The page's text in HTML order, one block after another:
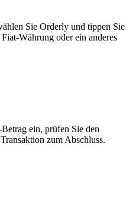
Sie Orderly und tippen Sie
Währung oder ein anderes
ein, prüfen Sie den
zum Abschluss.